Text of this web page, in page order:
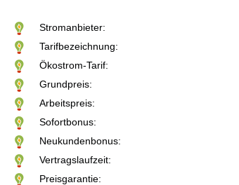
Stromanbieter:
Tarifbezeichnung:
Ökostrom-Tarif:
Grundpreis:
Arbeitspreis:
Sofortbonus:
Neukundenbonus:
Vertragslaufzeit:
Preisgarantie: